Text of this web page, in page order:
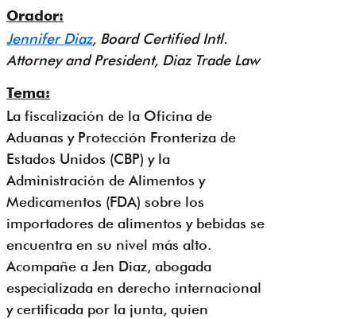
Orador:
Jennifer Diaz, Board Certified Intl.
Attorney and President, Diaz Trade Law
Tema:
La fiscalización de la Oficina de
Aduanas y Protección Fronteriza de
Estados Unidos (CBP) y la
Administración de Alimentos y
Medicamentos (FDA) sobre los
importadores de alimentos y bebidas se
encuentra en su nivel más alto.
Acompañe a Jen Diaz, abogada
especializada en derecho internacional
y certificada por la junta, quien